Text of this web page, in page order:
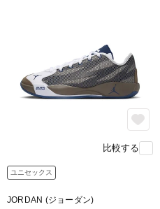
比較する
ユニセックス
JORDAN (ジョーダン)